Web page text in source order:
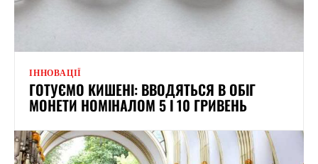
ІННОВАЦІЇ
ГОТУЄМО КИШЕНІ: ВВОДЯТЬСЯ В ОБІГ
МОНЕТИ НОМІНАЛОМ 5 І 10 ГРИВЕНЬ